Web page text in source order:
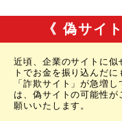
《 偽サイ
近頃、企業のサイトに似
トでお金を振り込んだ
「詐欺サイト」が急増
は、偽サイトの可能性
願いいたします。